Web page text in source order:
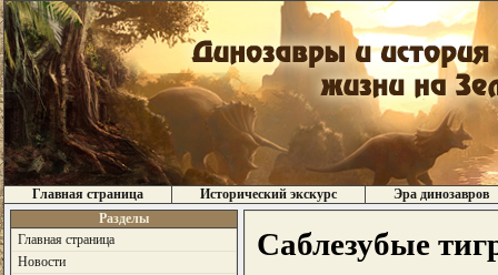
Главная страница Исторический экскурс
Эра динозавров
Разделы
Главная страница
Новости
Саблезубые